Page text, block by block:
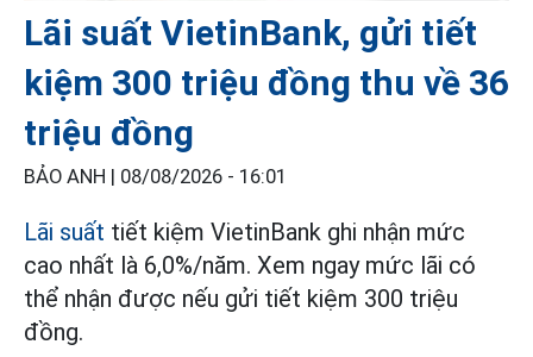
Lãi suất VietinBank, gửi tiết
kiệm 300 triệu đồng thu về 36
triệu đồng
BẢO ANH | 08/08/2026 - 16:01
Lãi suất tiết kiệm VietinBank ghi nhận mức
cao nhất là 6,0%/năm. Xem ngay mức lãi có
thể nhận được nếu gửi tiết kiệm 300 triệu
đồng.